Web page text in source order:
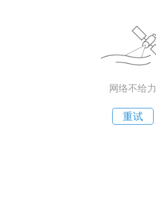
网络不给力
重试